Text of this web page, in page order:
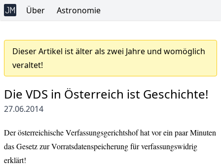
Über Astronomie
Dieser Artikel ist älter als zwei Jahre und womöglich
veraltet!
Die VDS in Österreich ist Geschichte!
27.06.2014
Der österreichische Verfassungsgerichtshof hat vor ein paar Minuten
das Gesetz zur Vorratsdatenspeicherung für verfassungswidrig
erklärt!